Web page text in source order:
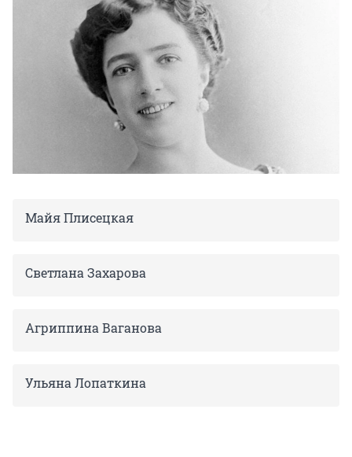
Майя Плисецкая
Светлана Захарова
Агриппина Ваганова
Ульяна Лопаткина